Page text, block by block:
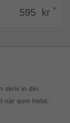
595 kr *
skriv in din
när som helst.